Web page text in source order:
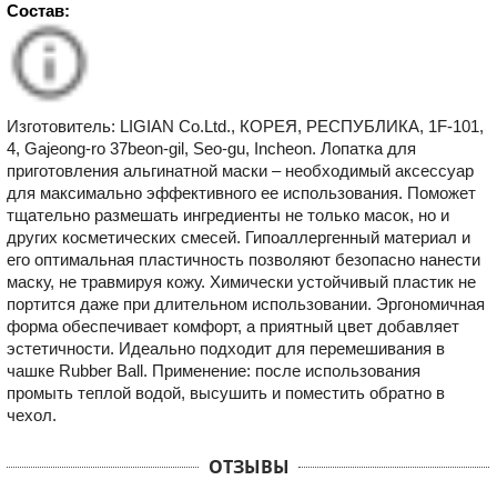
Состав:
Изготовитель: LIGIAN Co.Ltd., КОРЕЯ, РЕСПУБЛИКА, 1F-101,
4, Gajeong-ro 37beon-gil, Seo-gu, Incheon. Лопатка для
приготовления альгинатной маски – необходимый аксессуар
для максимально эффективного ее использования. Поможет
тщательно размешать ингредиенты не только масок, но и
других косметических смесей. Гипоаллергенный материал и
его оптимальная пластичность позволяют безопасно нанести
маску, не травмируя кожу. Химически устойчивый пластик не
портится даже при длительном использовании. Эргономичная
форма обеспечивает комфорт, а приятный цвет добавляет
эстетичности. Идеально подходит для перемешивания в
чашке Rubber Ball. Применение: после использования
промыть теплой водой, высушить и поместить обратно в
чехол.
ОТЗЫВЫ